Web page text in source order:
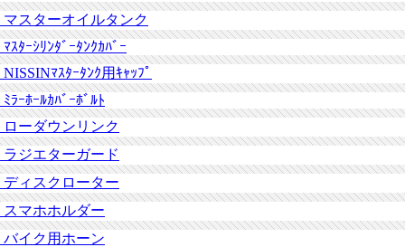
マスターオイルタンク
ﾏｽﾀｰｼﾘﾝﾀﾞｰﾀﾝｸｶﾊﾞｰ
NISSINﾏｽﾀｰﾀﾝｸ用ｷｬｯﾌﾟ
ﾐﾗｰﾎｰﾙｶﾊﾞｰﾎﾞﾙﾄ
ローダウンリンク
ラジエターガード
ディスクローター
スマホホルダー
バイク用ホーン